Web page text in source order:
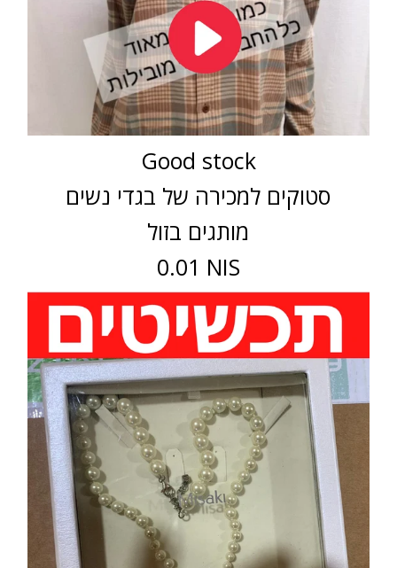
Good stock
סטוקים למכירה של בגדי נשים
מותגים בזול
0.01 NIS